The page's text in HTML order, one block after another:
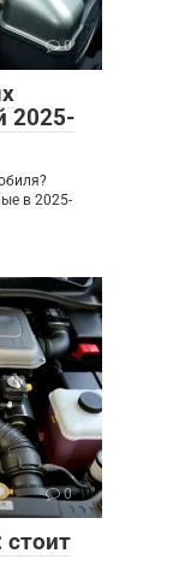
0
2025-
в 2025-
0
стоит